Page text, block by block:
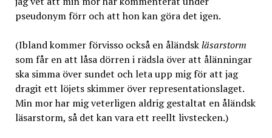
pseudonym förr och att hon kan göra det igen.
(Ibland kommer förvisso också en åländskläsarstorm
som får en att låsa dörren i rädsla över att ålänningar
ska simma över sundet och leta upp mig för att jag
dragit ett löjets skimmer över representationslaget.
Min mor har mig veterligen aldrig gestaltat en åländsk
läsarstorm, så det kan vara ett reellt livstecken.)